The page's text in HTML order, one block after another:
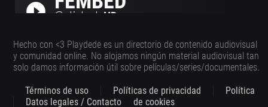
play_circle_filled Calidad: HD
Hecho con <3 Playdede es un directorio de contenido audiovisual
y comunidad online. No alojamos ningún material audiovisual tan
solo damos información útil sobre películas/series/documentales.
Términos de uso
Políticas de privacidad
Datos legales / Contacto
Política
de cookies